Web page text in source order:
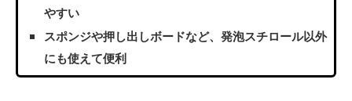
やすい
スポンジや押し出しボードなど、発泡スチロール以外
にも使えて便利